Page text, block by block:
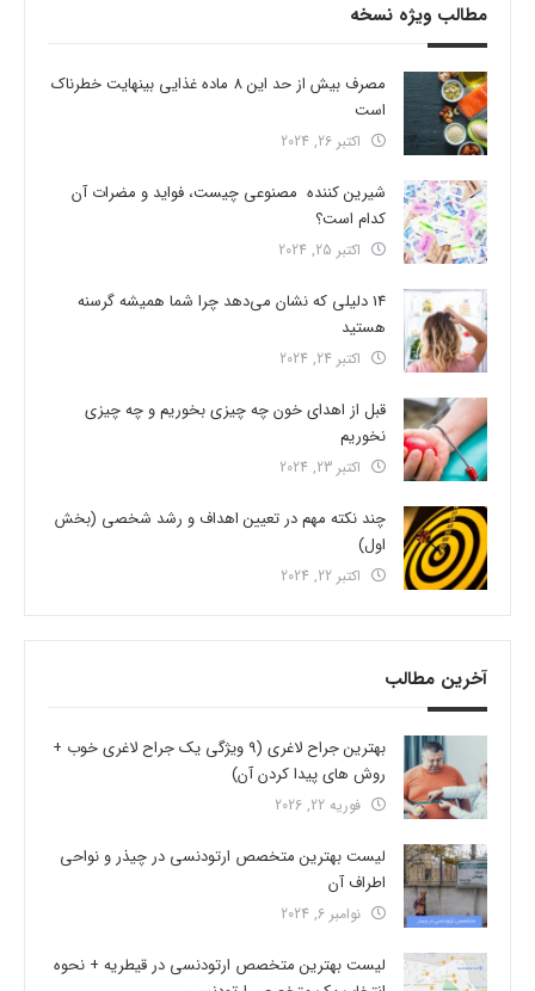
مطالب ویژه نسخه
مصرف بیش از حد این 8 ماده غذایی بینهایت خطرناک
است
اکتبر 26, 2024
شیرین کننده مصنوعی چیست، فواید و مضرات آن
کدام است؟
اکتبر 25, 2024
14 دلیلی که نشان می‌دهد چرا شما همیشه گرسنه
هستید
اکتبر 24, 2024
قبل از اهدای خون چه چیزی بخوریم و چه چیزی
نخوریم
اکتبر 23, 2024
چند نکته مهم در تعیین اهداف و رشد شخصی (بخش
اول)
اکتبر 22, 2024
آخرین مطالب
بهترین جراح لاغری (9 ویژگی یک جراح لاغری خوب +
روش های پیدا کردن آن)
فوریه 22, 2026
لیست بهترین متخصص ارتودنسی در چیذر و نواحی
اطراف آن
نوامبر 6, 2024
لیست بهترین متخصص ارتودنسی در قیطریه + نحوه